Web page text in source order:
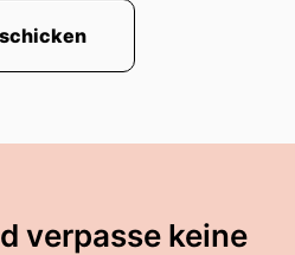
verpasse keine